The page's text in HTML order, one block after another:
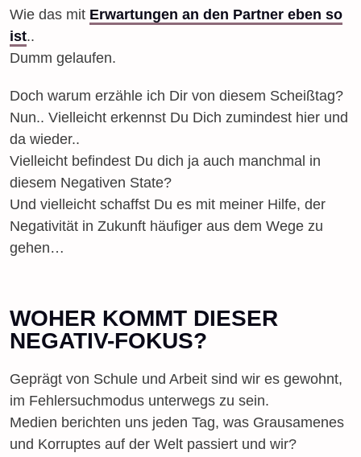
Wie das mit Erwartungen an den Partner eben so
ist..
Dumm gelaufen.
Doch warum erzähle ich Dir von diesem Scheißtag?
Nun.. Vielleicht erkennst Du Dich zumindest hier und
da wieder..
Vielleicht befindest Du dich ja auch manchmal in
diesem Negativen State?
Und vielleicht schaffst Du es mit meiner Hilfe, der
Negativität in Zukunft häufiger aus dem Wege zu
gehen…
WOHER KOMMT DIESER
NEGATIV-FOKUS?
Geprägt von Schule und Arbeit sind wir es gewohnt,
im Fehlersuchmodus unterwegs zu sein.
Medien berichten uns jeden Tag, was Grausamenes
und Korruptes auf der Welt passiert und wir?